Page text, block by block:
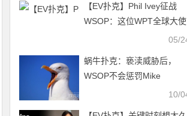
【EV扑克】Phil Ivey征战
WSOP：这位WPT全球大使
05/
蜗牛扑克：亵渎威胁后，
WSOP不会惩罚Mike
10/